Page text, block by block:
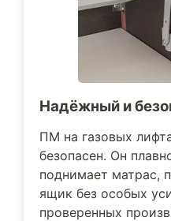
Надёжный и
ПМ на газовых
безопасен. Он
поднимает матрас,
ящик без особых
проверенных